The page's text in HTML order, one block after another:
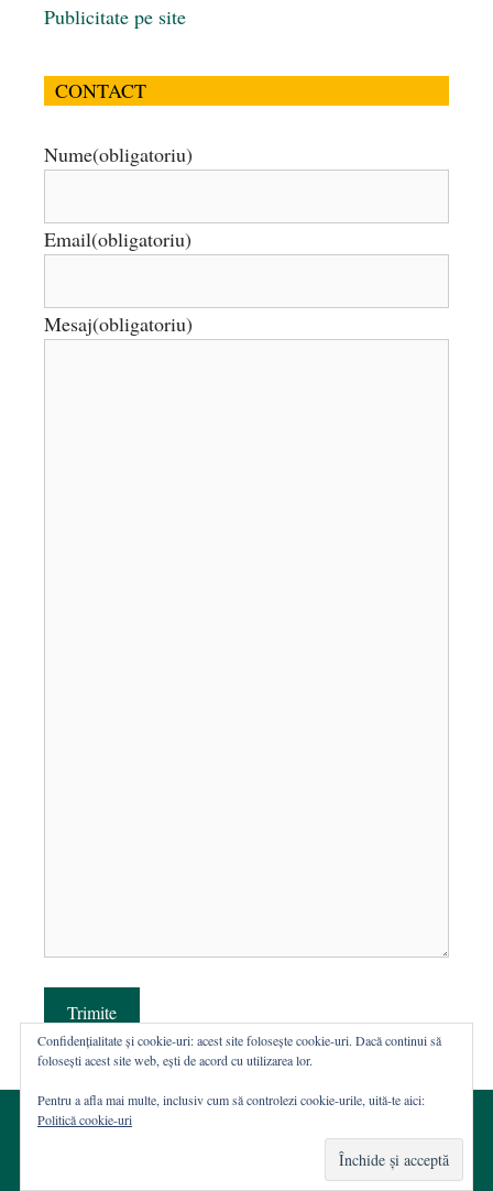
Publicitate pe site
CONTACT
Nume(obligatoriu)
Email(obligatoriu)
Mesaj(obligatoriu)
Trimite
Web hosting şi dezvoltare Wordpress:
Casa de WEB
Confidențialitate și cookie-uri: acest site folosește cookie-uri. Dacă continui să
folosești acest site web, ești de acord cu utilizarea lor.
Pentru a afla mai multe, inclusiv cum să controlezi cookie-urile, uită-te aici:
Politică cookie-uri